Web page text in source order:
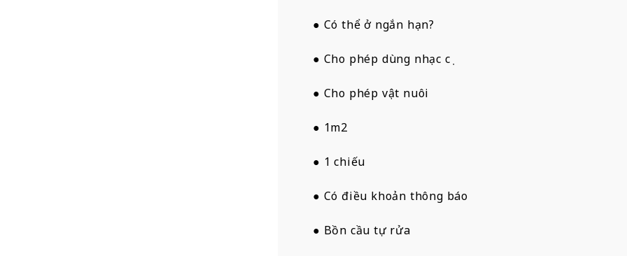
● Có thể ở ngắn hạn?
● Cho phép dùng nhạc cụ
● Cho phép vật nuôi
● 1m2
● 1 chiếu
● Có điều khoản thông báo
● Bồn cầu tự rửa